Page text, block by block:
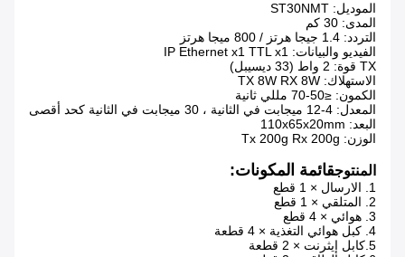
الموديل: ST30NMT
المدى: 30 كم
التردد: 1.4 جيجا هرتز / 800 ميجا هرتز
الفيديو والبيانات: IP Ethernet x1 TTL x1
TX قوة: 2 واط (33 ديسيبل)
الاستهلاك: TX 8W RX 8W
الكمون: ≤50-70 مللي ثانية
المعدل: 4-12 ميجابت في الثانية ، 30 ميجابت في الثانية كحد أقصى
البعد: 110x65x20mm
الوزن: Tx 200g Rx 200g
المنتوجقائمة المكونات:
1. الارسال × 1 قطع
2. المتلقي × 1 قطع
3. هوائي × 4 قطع
4. كبل هوائي التغذية × 4 قطعة
5.كابل إيثرنت × 2 قطعة